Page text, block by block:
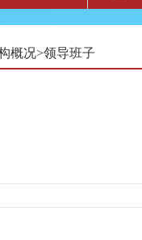
概况>领导班子